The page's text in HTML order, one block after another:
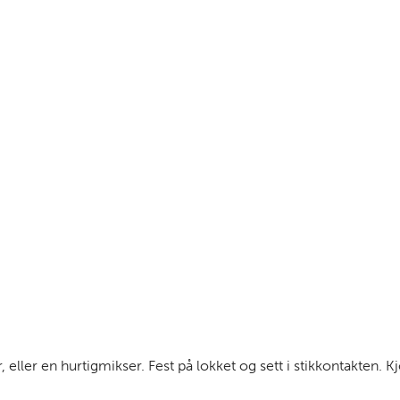
en hurtigmikser. Fest på lokket og sett i stikkontakten.